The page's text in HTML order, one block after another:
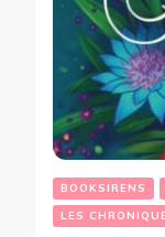
BOOKSIRENS
LES